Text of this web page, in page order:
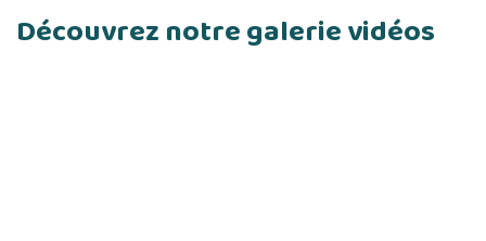
Découvrez notre galerie vidéos